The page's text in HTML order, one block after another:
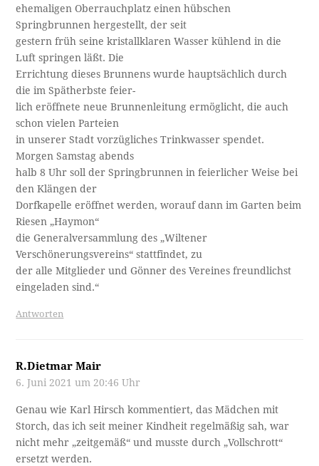
ehemaligen Oberrauchplatz einen hübschen
Springbrunnen hergestellt, der seit
gestern früh seine kristallklaren Wasser kühlend in die
Luft springen läßt. Die
Errichtung dieses Brunnens wurde hauptsächlich durch
die im Spätherbste feier- ­
lich eröffnete neue Brunnenleitung ermöglicht, die auch
schon vielen Parteien
in unserer Stadt vorzügliches Trinkwasser spendet.
Morgen Samstag abends
halb 8 Uhr soll der Springbrunnen in feierlicher Weise bei
den Klängen der
Dorfkapelle eröffnet werden, worauf dann im Garten beim
Riesen „Haymon“
die Generalversammlung des „Wiltener
Verschönerungsvereins“ stattfindet, zu
der alle Mitglieder und Gönner des Vereines freundlichst
eingeladen sind.“
Antworten
R.Dietmar Mair
6. Juni 2021 um 20:46 Uhr
Genau wie Karl Hirsch kommentiert, das Mädchen mit
Storch, das ich seit meiner Kindheit regelmäßig sah, war
nicht mehr „zeitgemäß“ und musste durch „Vollschrott“
ersetzt werden.